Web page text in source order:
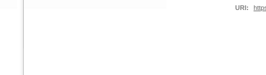
URI: